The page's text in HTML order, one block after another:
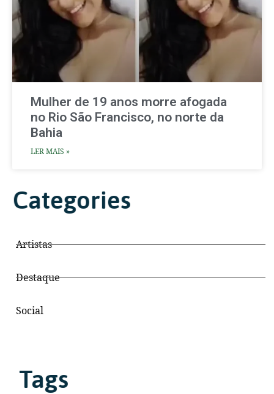
Mulher de 19 anos morre afogada
no Rio São Francisco, no norte da
Bahia
LER MAIS »
Categories
Artistas
Destaque
Social
Tags